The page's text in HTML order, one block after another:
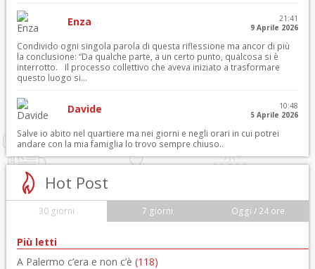
Enza
21:41
9 Aprile 2026
Condivido ogni singola parola di questa riflessione ma ancor di più
la conclusione: “Da qualche parte, a un certo punto, qualcosa si è
interrotto. Il processo collettivo che aveva iniziato a trasformare
questo luogo si...
Davide
10:48
5 Aprile 2026
Salve io abito nel quartiere ma nei giorni e negli orari in cui potrei
andare con la mia famiglia lo trovo sempre chiuso..
Hot Post
30 giorni 7 giorni Oggi / 24 ore
Più letti
A Palermo c’era e non c’è (118)